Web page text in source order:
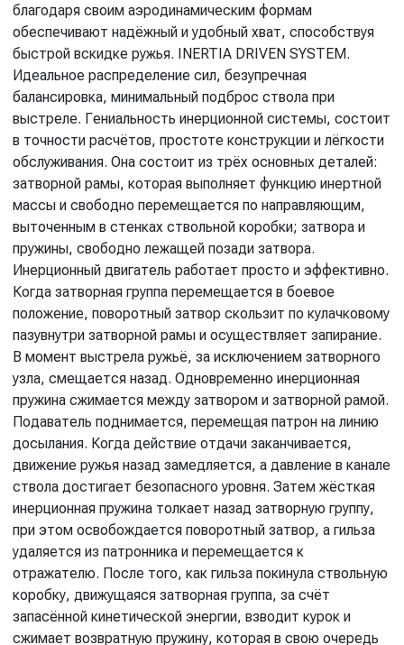
благодаря своим аэродинамическим формам
обеспечивают надёжный и удобный хват, способствуя
быстрой вскидке ружья. INERTIA DRIVEN SYSTEM.
Идеальное распределение сил, безупречная
балансировка, минимальный подброс ствола при
выстреле. Гениальность инерционной системы, состоит
в точности расчётов, простоте конструкции и лёгкости
обслуживания. Она состоит из трёх основных деталей:
затворной рамы, которая выполняет функцию инертной
массы и свободно перемещается по направляющим,
выточенным в стенках ствольной коробки; затвора и
пружины, свободно лежащей позади затвора.
Инерционный двигатель работает просто и эффективно.
Когда затворная группа перемещается в боевое
положение, поворотный затвор скользит по кулачковому
пазувнутри затворной рамы и осуществляет запирание.
В момент выстрела ружьё, за исключением затворного
узла, смещается назад. Одновременно инерционная
пружина сжимается между затвором и затворной рамой.
Подаватель поднимается, перемещая патрон на линию
досылания. Когда действие отдачи заканчивается,
движение ружья назад замедляется, а давление в канале
ствола достигает безопасного уровня. Затем жёсткая
инерционная пружина толкает назад затворную группу,
при этом освобождается поворотный затвор, а гильза
удаляется из патронника и перемещается к
отражателю. После того, как гильза покинула ствольную
коробку, движущаяся затворная группа, за счёт
запасённой кинетической энергии, взводит курок и
сжимает возвратную пружину, которая в свою очередь